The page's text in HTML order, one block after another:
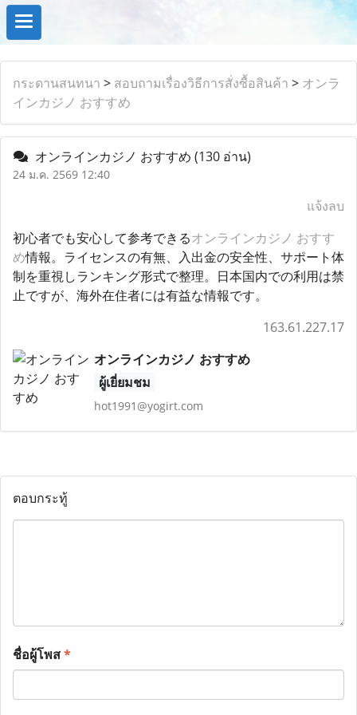
กระดานสนทนา > สอบถามเรื่องวิธีการสั่งซื้อสินค้า > オンラ
インカジノ おすすめ
オンラインカジノ おすすめ (130 อ่าน)
24 ม.ค. 2569 12:40
แจ้งลบ
初心者でも安心して参考できるオンラインカジノ おすす
め情報。ライセンスの有無、入出金の安全性、サポート体
制を重視しランキング形式で整理。日本国内での利用は禁
止ですが、海外在住者には有益な情報です。
163.61.227.17
オンラインカジノ おすすめ
ผู้เยี่ยมชม
hot1991@yogirt.com
ตอบกระทู้
ชื่อผู้โพส*